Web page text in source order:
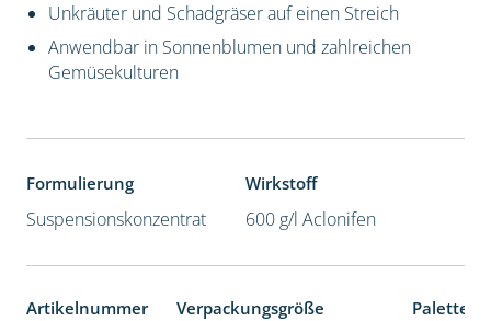
Unkräuter und Schadgräser auf einen Streich
Anwendbar in Sonnenblumen und zahlreichen
Gemüsekulturen
Formulierung
Suspensionskonzentrat
Wirkstoff
600 g/l Aclonifen
Artikelnummer Verpackungsgröße